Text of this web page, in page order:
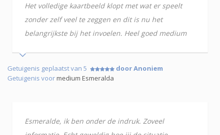
Het volledige kaartbeeld klopt met wat er speelt
zonder zelf veel te zeggen en dit is nu het
belangrijkste bij het invoelen. Heel goed medium
Getuigenis geplaatst van 5
door Anoniem
Getuigenis voormedium Esmeralda
Esmeralde, ik ben onder de indruk. Zoveel